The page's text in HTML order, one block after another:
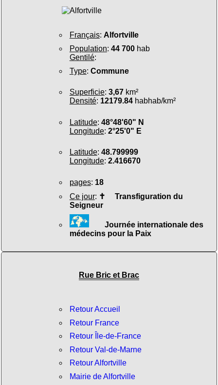
Français: Alfortville
Population: 44 700hab
Gentilé:
Type: Commune
Superficie: 3,67km²
Densité: 12179.84habhab/km²
Latitude: 48°48'60" N
Longitude: 2°25'0" E
Latitude: 48.799999
Longitude: 2.416670
pages: 18
Ce jour: ✝ Transfiguration du
Seigneur
Journée internationale des
médecins pour la Paix
Rue Bric et Brac
Retour Accueil
Retour France
Retour Île-de-France
Retour Val-de-Marne
Retour Alfortville
Mairie de Alfortville